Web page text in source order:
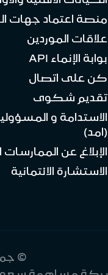
منصة اعتماد جهات
علاقات الموردين
بوابة الإنماء API
كن على اتصال
تقديم شكوى
الاستدامة و
(امد)
الإبلاغ عن الممارسات
الاستشارة الائتمانية
©